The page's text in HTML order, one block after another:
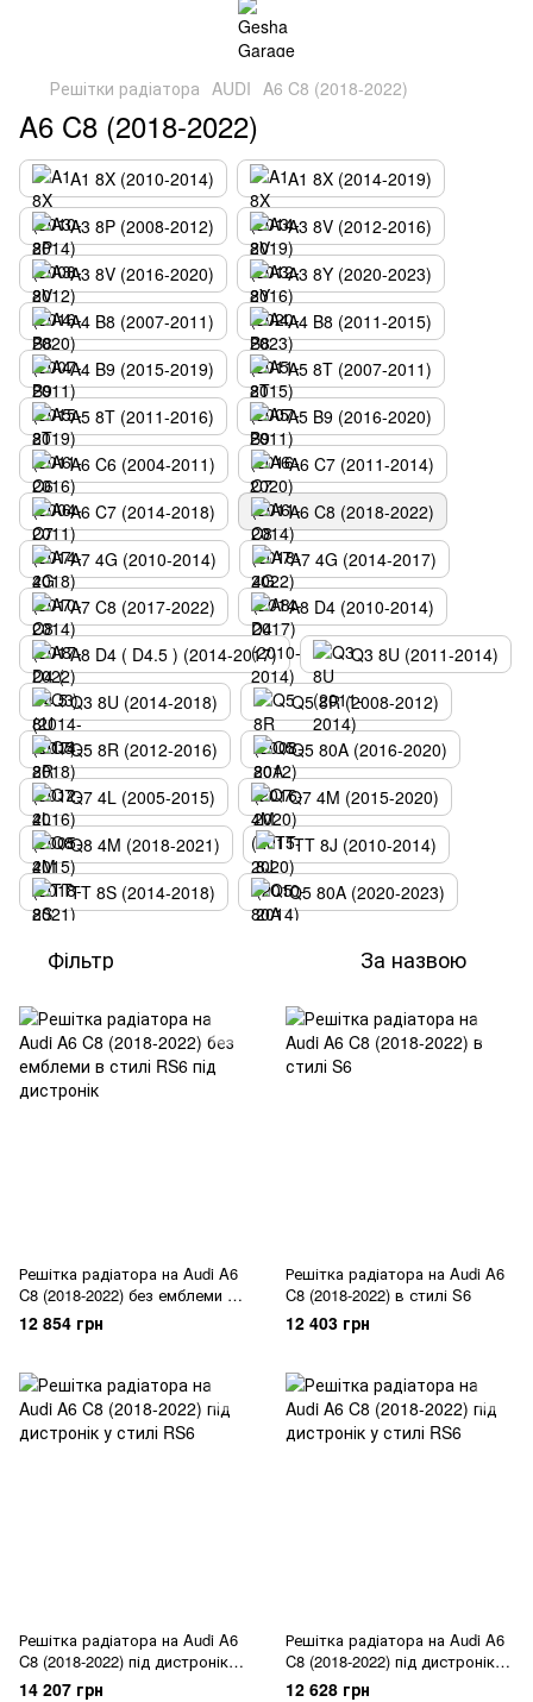
Решітки радіатора AUDI A6 C8 (2018-2022)
A6 C8 (2018-2022)
A1 8X (2010-2014)
A1 8X (2014-2019)
A3 8P (2008-2012)
A3 8V (2012-2016)
A3 8V (2016-2020)
A3 8Y (2020-2023)
A4 B8 (2007-2011)
A4 B8 (2011-2015)
A4 B9 (2015-2019)
A5 8T (2007-2011)
A5 8T (2011-2016)
A5 B9 (2016-2020)
A6 C6 (2004-2011)
A6 C7 (2011-2014)
A6 C7 (2014-2018)
A6 C8 (2018-2022)
A7 4G (2010-2014)
A7 4G (2014-2017)
A7 C8 (2017-2022)
A8 D4 (2010-2014)
A8 D4 ( D4.5 ) (2014-2017)
Q3 8U (2011-2014)
Q3 8U (2014-2018)
Q5 8R (2008-2012)
Q5 8R (2012-2016)
Q5 80A (2016-2020)
Q7 4L (2005-2015)
Q7 4M (2015-2020)
Q8 4M (2018-2021)
TT 8J (2010-2014)
TT 8S (2014-2018)
Q5 80A (2020-2023)
Фільтр За назвою
Решітка радіатора на Audi A6
C8 (2018-2022) без емблеми в
стилі RS6 під дистронік
12 854 грн
Решітка радіатора на Audi A6
C8 (2018-2022) в стилі S6
12 403 грн
Решітка радіатора на Audi A6
C8 (2018-2022) під дистронік у
стилі RS6
14 207 грн
Решітка радіатора на Audi A6
C8 (2018-2022) під дистронік у
стилі RS6
12 628 грн